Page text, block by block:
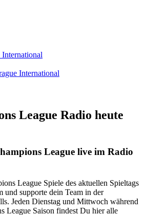
International
League Radio heute
League live im Radio
League Spiele des aktuellen Spieltags
und supporte dein Team in der
Jeden Dienstag und Mittwoch während
League Saison findest Du hier alle